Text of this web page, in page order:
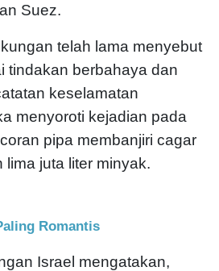
Suez.
telah lama menyebut
tindakan berbahaya dan
keselamatan
menyoroti kejadian pada
pipa membanjiri cagar
juta liter minyak.
Romantis
Israel mengatakan,